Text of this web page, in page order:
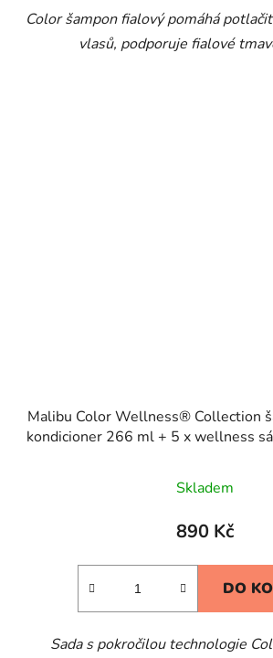
Color šampon fialový pomáhá
vlasů, podporuje fialové
Malibu Color Wellness® Collection
kondicioner 266 ml + 5 x wellness
Skladem
890 Kč
DO
Sada s pokročilou technologie